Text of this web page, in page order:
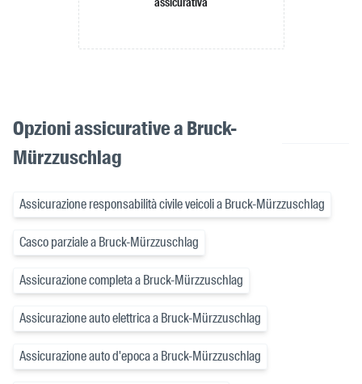
Opzioni assicurative a Bruck-
Mürzzuschlag
Assicurazione responsabilità civile veicoli a Bruck-Mürzzuschlag
Casco parziale a Bruck-Mürzzuschlag
Assicurazione completa a Bruck-Mürzzuschlag
Assicurazione auto elettrica a Bruck-Mürzzuschlag
Assicurazione auto d'epoca a Bruck-Mürzzuschlag